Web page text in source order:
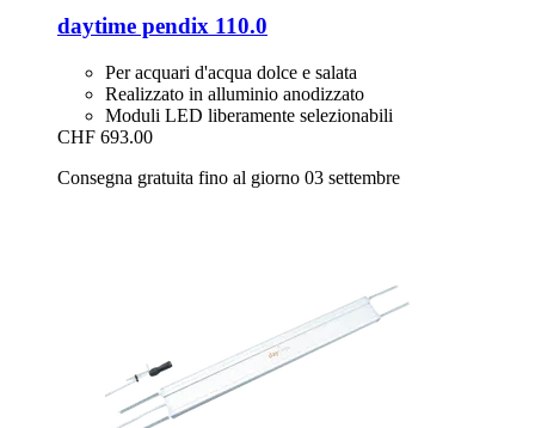
daytime pendix 110.0
Per acquari d'acqua dolce e salata
Realizzato in alluminio anodizzato
Moduli LED liberamente selezionabili
CHF 693.00
Consegna gratuita fino al giorno 03 settembre